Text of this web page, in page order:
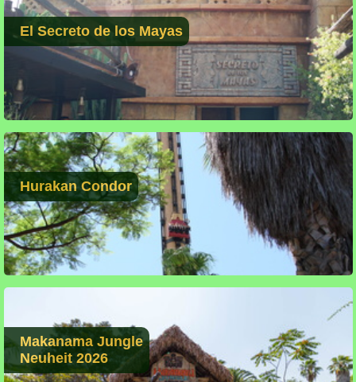
El Secreto de los Mayas
Hurakan Condor
Makanama Jungle
Neuheit 2026